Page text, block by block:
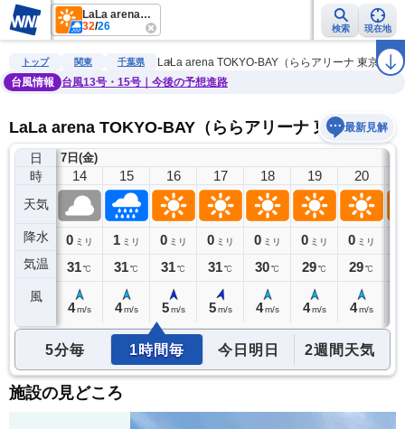
LaLa arena TOKYO-BAY（ららアリーナ 東京ベイ）
32/26 検索 現在地
雨雲レーダー 台風情報 地震情報 警報・注意報 2週間天気 ラ
トップ 関東 千葉県
LaLa arena TOKYO-BAY（ららアリーナ 東京ベイ
台風情報
台風13号・15号｜今後の予想進路
LaLa arena TOKYO-BAY（ららアリーナ 東京ベイ）
最新見解
日
時
天気
降水
気温
風
7日(金)
13
0ミリ
31℃
14
0 ミリ
31℃
4 m/s
15
1 ミリ
31℃
4 m/s
16
0 ミリ
31℃
5 m/s
17
0 ミリ
31℃
5 m/s
18
0 ミリ
30℃
4 m/s
19
0 ミリ
29℃
4 m/s
20
0 ミリ
29℃
4 m/s
5分毎 1時間毎 今日明日 2週間天気
施設の見どころ